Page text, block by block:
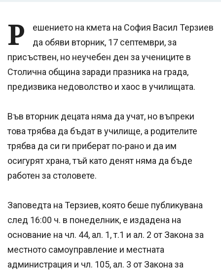
Р
ешението на кмета на София Васил Терзиев
да обяви вторник, 17 септември, за
присъствен, но неучебен ден за учениците в
Столична община заради празника на града,
предизвика недоволство и хаос в училищата.
Във вторник децата няма да учат, но въпреки
това трябва да бъдат в училище, а родителите
трябва да си ги приберат по-рано и да им
осигурят храна, тъй като денят няма да бъде
работен за столовете.
Заповедта на Терзиев, която беше публикувана
след 16:00 ч. в понеделник, е издадена на
основание на чл. 44, ал. 1, т.1 и ал. 2 от Закона за
местното самоуправление и местната
администрация и чл. 105, ал. 3 от Закона за